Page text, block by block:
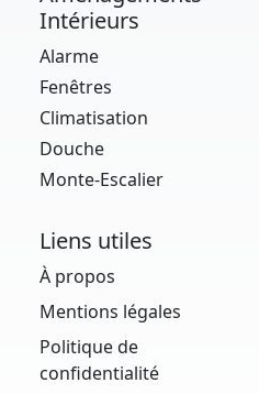
Intérieurs
Alarme
Fenêtres
Climatisation
Douche
Monte-Escalier
Liens utiles
À propos
Mentions légales
Politique de
confidentialité